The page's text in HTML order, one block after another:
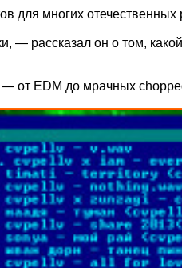
для многих
— рассказал он о том,
от EDM до мрачных